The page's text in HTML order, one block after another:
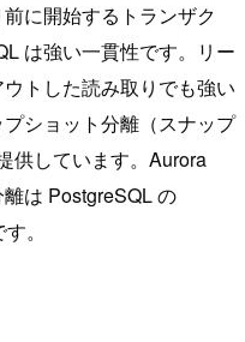
に開始するトランザク
は強い一貫性です。リー
トした読み取りでも強い
ショット分離（スナップ
供しています。Aurora
は PostgreSQL の
。